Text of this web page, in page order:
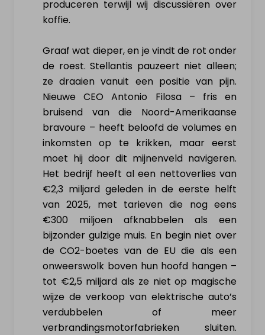
produceren terwijl wij discussiëren over
koffie.
Graaf wat dieper, en je vindt de rot onder
de roest. Stellantis pauzeert niet alleen;
ze draaien vanuit een positie van pijn.
Nieuwe CEO Antonio Filosa – fris en
bruisend van die Noord-Amerikaanse
bravoure – heeft beloofd de volumes en
inkomsten op te krikken, maar eerst
moet hij door dit mijnenveld navigeren.
Het bedrijf heeft al een nettoverlies van
€2,3 miljard geleden in de eerste helft
van 2025, met tarieven die nog eens
€300 miljoen afknabbelen als een
bijzonder gulzige muis. En begin niet over
de CO2-boetes van de EU die als een
onweerswolk boven hun hoofd hangen –
tot €2,5 miljard als ze niet op magische
wijze de verkoop van elektrische auto’s
verdubbelen of meer
verbrandingsmotorfabrieken sluiten.